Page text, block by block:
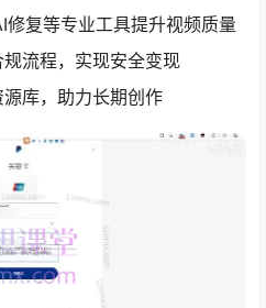
修复等专业工具提升视频质量
流程，实现安全变现
库，助力长期创作